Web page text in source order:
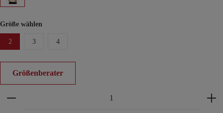
Größe wählen
2 3 4
Größenberater
Produkt Anzahl: Gib den gewünschten Wert ein